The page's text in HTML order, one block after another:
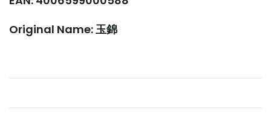
Original Name: 玉錦